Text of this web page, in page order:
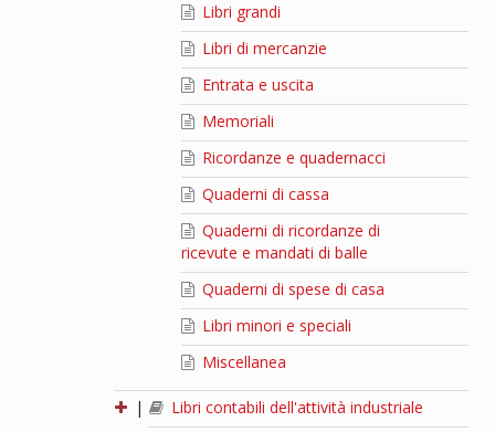
Libri grandi
Libri di mercanzie
Entrata e uscita
Memoriali
Ricordanze e quadernacci
Quaderni di cassa
Quaderni di ricordanze di
ricevute e mandati di balle
Quaderni di spese di casa
Libri minori e speciali
Miscellanea
|
Libri contabili dell'attività industriale